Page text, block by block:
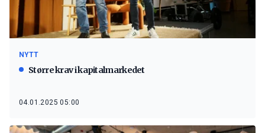
NYTT
Større krav i kapitalmarkedet
04.01.2025 05:00